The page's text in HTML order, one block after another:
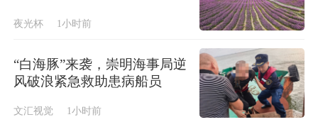
夜光杯 1小时前
“白海豚”来袭，崇明海事局逆
风破浪紧急救助患病船员
文汇视觉 1小时前